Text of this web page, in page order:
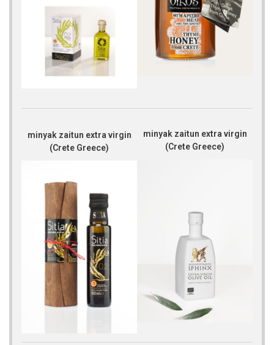
minyak zaitun extra virgin
(Crete Greece)
minyak zaitun extra virgin
(Crete Greece)